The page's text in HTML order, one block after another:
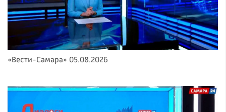
«Вести-Самара» 05.08.2026